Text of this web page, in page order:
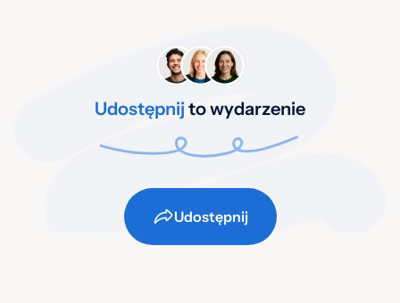
Udostępnij to wydarzenie
Udostępnij